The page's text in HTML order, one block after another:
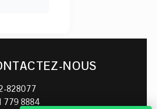
NOUS
828077
779 8884